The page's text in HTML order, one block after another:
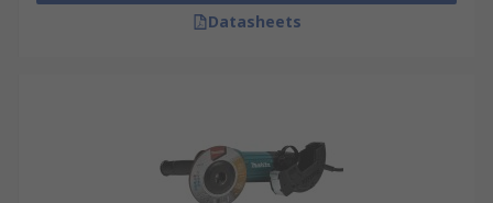
Datasheets